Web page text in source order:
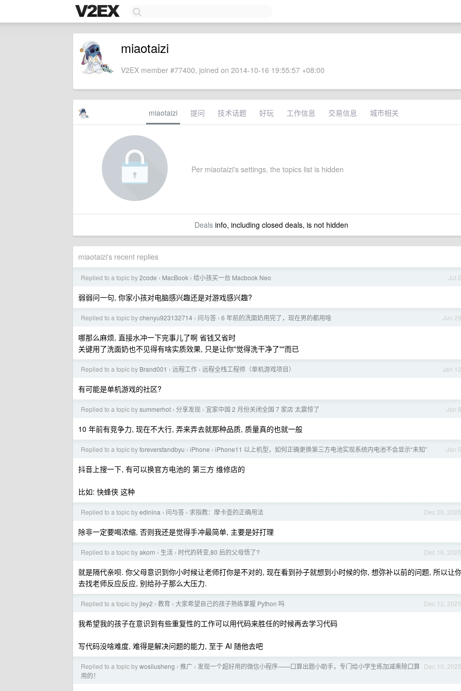
miaotaizi
V2EX member #77400, joined on 2014-10-16 19:55:57 +08:00
miaotaizi 提问 技术话题 好玩 工作信息 交易信息 城市相关
Per miaotaizi's settings, the topics list is hidden
Dealsinfo, including closed deals, is not hidden
miaotaizi's recent replies
Jul 2
Replied to a topic by2code › MacBook › 给小孩买一台 Macbook Neo
弱弱问一句, 你家小孩对电脑感兴趣还是对游戏感兴趣?
Jun 29
Replied to a topic bychenyu923132714 › 问与答 › 6 年前的洗面奶用完了，现在男的都用啥
哪那么麻烦, 直接水冲一下完事儿了啊 省钱又省时
关键用了洗面奶也不见得有啥实质效果, 只是让你"觉得洗干净了""而已
Jan 12
Replied to a topic by Brand001 › 远程工作 › 远程全栈工程师（单机游戏项目）
有可能是单机游戏的社区?
Jan 8
Replied to a topic bysummerhot › 分享发现 › 宜家中国 2 月份关闭全国 7 家店 太震惊了
10 年前有竞争力, 现在不大行, 弄来弄去就那种品质, 质量真的也就一般
Jan 5
Replied to a topic byforeverstandbyu › iPhone › iPhone11 以上机型，如何正确更换第三方电池实现系统内电池不会显示“未知”
抖音上搜一下, 有可以换官方电池的 第三方 维修店的
比如: 快蜂侠 这种
Dec 20, 2025
Replied to a topic byedinina › 问与答 › 求指教：摩卡壶的正确用法
除非一定要喝浓缩, 否则我还是觉得手冲最简单, 主要是好打理
Dec 16, 2025
Replied to a topic byakorn › 生活 › 时代的转变,80 后的父母悟了?
就是隔代亲呗. 你父母意识到你小时候让老师打你是不对的, 现在看到孙子就想到小时候的你, 想弥补以前的问题, 所以让
去找老师反应反应, 别给孙子那么大压力.
Dec 12, 2025
Replied to a topic byjiey2 › 教育 › 大家希望自己的孩子熟练掌握 Python 吗
我希望我的孩子在意识到有些重复性的工作可以用代码来胜任的时候再去学习代码
写代码没啥难度, 难得是解决问题的能力, 至于 AI 随他去吧
Dec 10, 2025
Replied to a topic bywosilusheng › 推广 › 发现一个超好用的微信小程序——口算出题小助手，专门给小学生练加减乘除口算
用的！